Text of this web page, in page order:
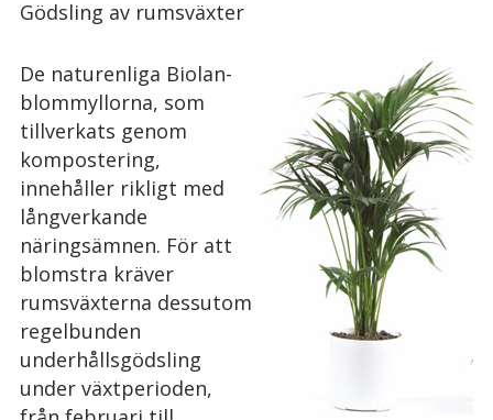
Gödsling av rumsväxter
De naturenliga Biolan-
blommyllorna, som
tillverkats genom
kompostering,
innehåller rikligt med
långverkande
näringsämnen. För att
blomstra kräver
rumsväxterna dessutom
regelbunden
underhållsgödsling
under växtperioden,